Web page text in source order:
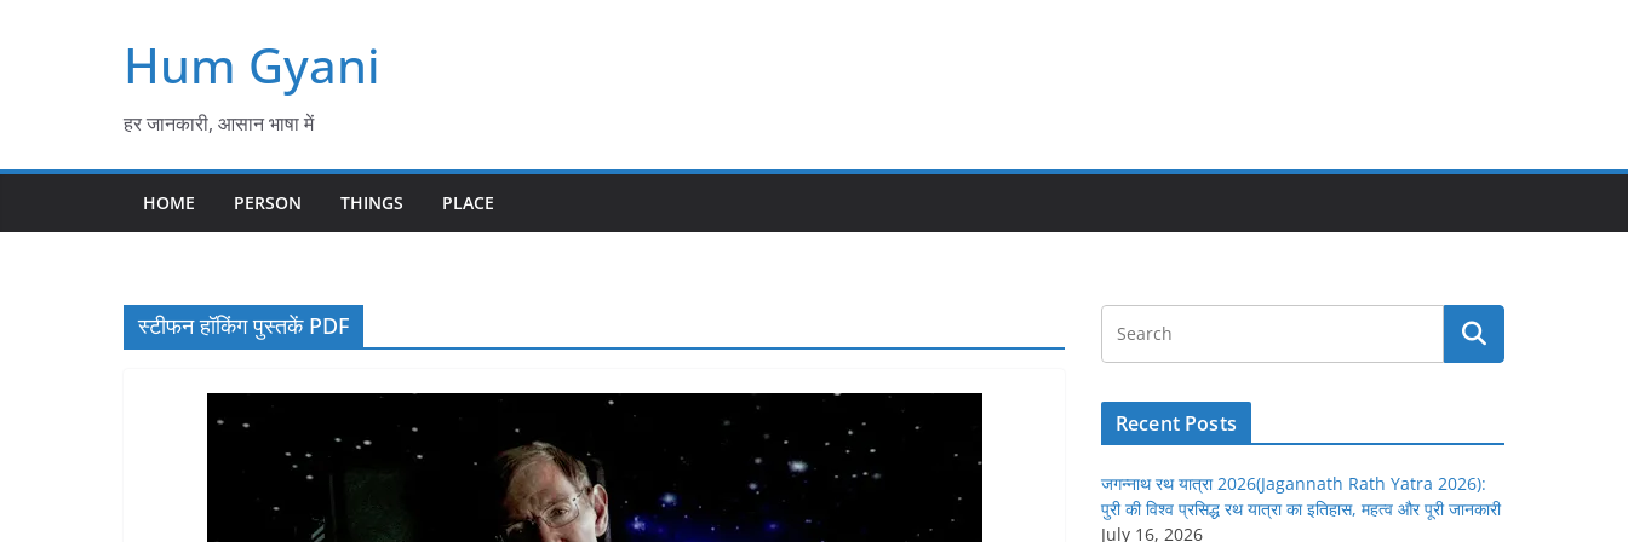
Hum Gyani
हर जानकारी, आसान भाषा में
HOME PERSON THINGS PLACE
स्टीफन हॉकिंग पुस्तकें PDF
Recent Posts
जगन्नाथ रथ यात्रा 2026(Jagannath Rath Yatra 2026):
पुरी की विश्व प्रसिद्ध रथ यात्रा का इतिहास, महत्व और पूरी जानकारी
July 16, 2026